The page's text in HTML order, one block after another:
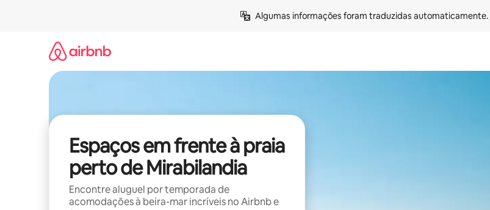
Algumas informações foram traduzidas automaticamente.
Espaços em frente à praia
perto de Mirabilandia
Encontre aluguel por temporada de
acomodações à beira-mar incríveis no Airbnb e